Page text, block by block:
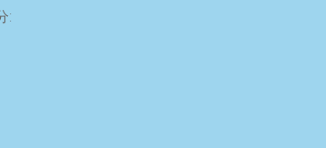
: